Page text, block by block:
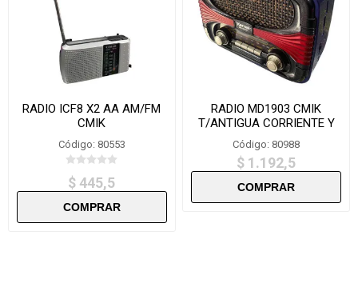
RADIO ICF8 X2 AA AM/FM
CMIK
Código: 80553
$ 445,5
RADIO MD1903 CMIK
T/ANTIGUA CORRIENTE Y
PILA
Código: 80988
$ 1.192,5